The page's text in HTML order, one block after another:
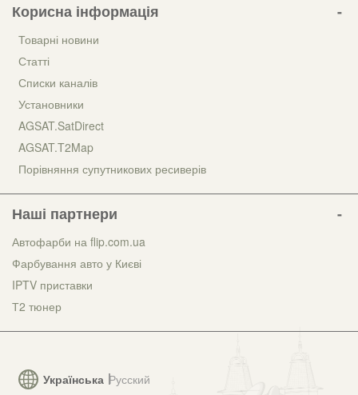
Українська Русский
Корисна інформація
Товарні новини
Статті
Списки каналів
Установники
AGSAT.SatDirect
AGSAT.T2Map
Порівняння супутникових ресиверів
Наші партнери
Автофарби на flip.com.ua
Фарбування авто у Києві
IPTV приставки
Т2 тюнер